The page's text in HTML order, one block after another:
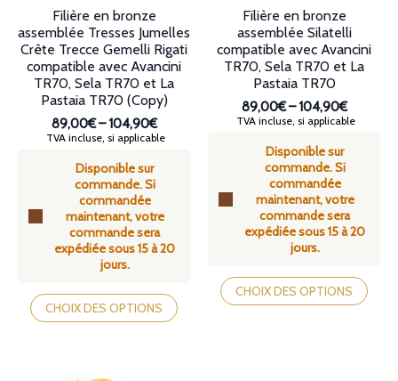
produit
Disponible sur
commande. Si
commandée
maintenant, votre
commande sera
expédiée sous 15 à 20
jours.
Filière en bronze
assemblée Tresses Jumelles
Crête Trecce Gemelli Rigati
compatible avec Avancini
TR70, Sela TR70 et La
Pastaia TR70 (Copy)
89,00€–104,90€
Plage
prix :
89,00€
à
104,90€
TVA incluse, si applicable
CHOIX DES OPTIONS
Ce
produit
a
Disponible sur
commande. Si
commandée
maintenant, votre
commande sera
expédiée sous 15 à 20
jours.
Filière en bronze
assemblée Silatelli
compatible avec Avancini
TR70, Sela TR70 et La
Pastaia TR70
89,00€–104,90€
Plage
prix :
89,00€
à
104,90€
TVA incluse, si applicable
CHOIX DES OPTIONS
Ce
produit
a